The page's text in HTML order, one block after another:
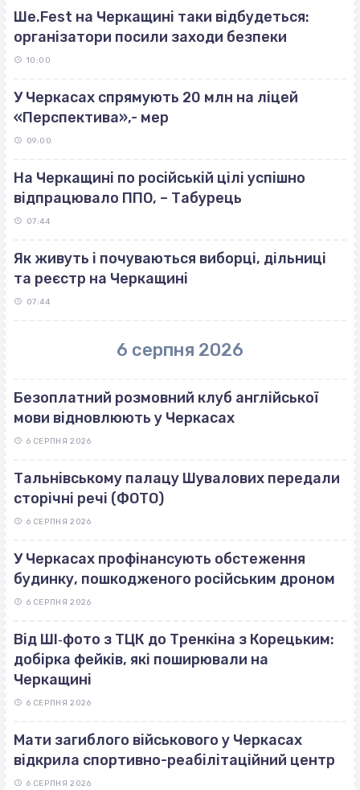
Ше.Fest на Черкащині таки відбудеться:
організатори посили заходи безпеки
10:00
У Черкасах спрямують 20 млн на ліцей
«Перспектива»,- мер
09:00
На Черкащині по російській цілі успішно
відпрацювало ППО, – Табурець
07:44
Як живуть і почуваються виборці, дільниці
та реєстр на Черкащині
07:44
6 серпня 2026
Безоплатний розмовний клуб англійської
мови відновлюють у Черкасах
6 СЕРПНЯ 2026
Тальнівському палацу Шувалових передали
сторічні речі (ФОТО)
6 СЕРПНЯ 2026
У Черкасах профінансують обстеження
будинку, пошкодженого російським дроном
6 СЕРПНЯ 2026
Від ШІ‐фото з ТЦК до Тренкіна з Корецьким:
добірка фейків, які поширювали на
Черкащині
6 СЕРПНЯ 2026
Мати загиблого військового у Черкасах
відкрила спортивно-реабілітаційний центр
6 СЕРПНЯ 2026